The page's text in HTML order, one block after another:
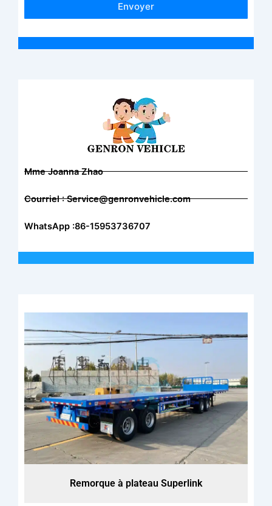
Envoyer
Mme Joanna Zhao
Courriel : Service@genronvehicle.com
WhatsApp :86-15953736707
Remorque à plateau Superlink